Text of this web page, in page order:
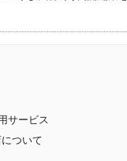
サービス
ついて